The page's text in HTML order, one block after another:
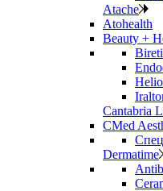
Atache
Atohealth
Beauty +
Cantabria
CMed
Dermatime